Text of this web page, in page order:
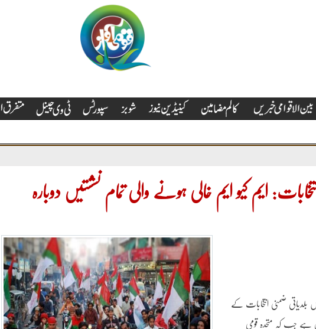
ایم کیو ایم خالی ہونے والی تمام نشستیں دوبارہ
میں بلدیاتی ضمنی انتخابات کے
ہے جب کہ متحدہ قومی